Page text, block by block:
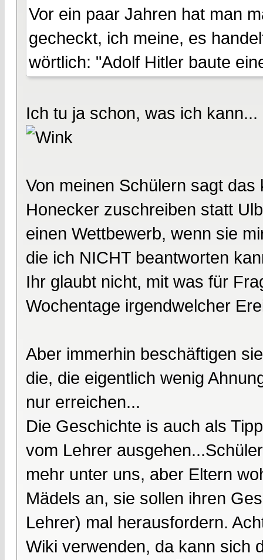
Vor ein paar Jahren hat man
gecheckt, ich meine, es
wörtlich: "Adolf Hitler baute
Ich tu ja schon, was ich kann...
Von meinen Schülern sagt
Honecker zuschreiben statt
einen Wettbewerb, wenn sie
die ich NICHT beantworten
Ihr glaubt nicht, mit was für
Wochentage irgendwelcher
Aber immerhin beschäftigen
die, die eigentlich wenig
nur erreichen...
Die Geschichte is auch als
vom Lehrer
mehr unter uns, aber Eltern
Mädels an, sie sollen ihren
Lehrer) mal herausfordern.
Wiki verwenden, da kann sich